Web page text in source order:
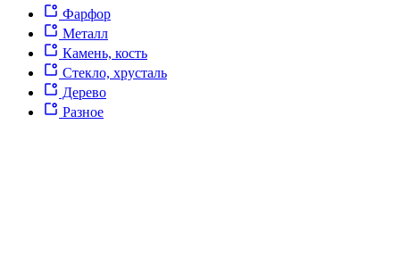
Фарфор
Металл
Камень, кость
Стекло, хрусталь
Дерево
Разное